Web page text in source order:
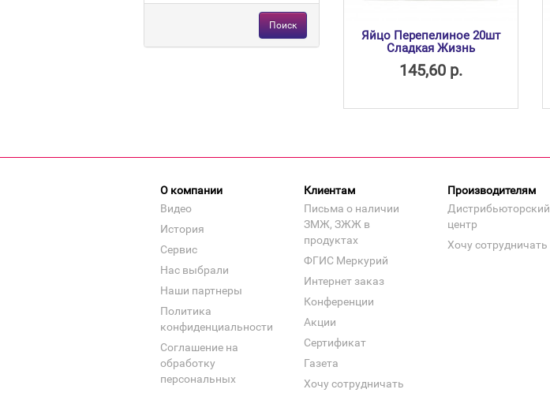
Поиск
Яйцо Перепелиное 20шт
Сладкая Жизнь
145,60 р.
О компании
Видео
История
Сервис
Нас выбрали
Наши партнеры
Политика
конфиденциальности
Соглашение на
обработку
персональных
Клиентам
Письма о наличии
ЗМЖ, ЗЖЖ в
продуктах
ФГИС Меркурий
Интернет заказ
Конференции
Акции
Сертификат
Газета
Хочу сотрудничать
Производителям
Дистрибьюторский
центр
Хочу сотрудничать